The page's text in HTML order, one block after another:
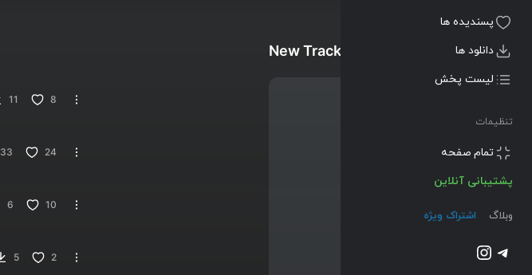
پسندیده ها
دانلود ها
لیست پخش
تنظیمات
تمام صفحه
پشتیبانی آنلاین
وبلاگ اشتراک ویژه
تلگراماینستاگرم
11 8
33 24
6 10
5 2
New Tracks